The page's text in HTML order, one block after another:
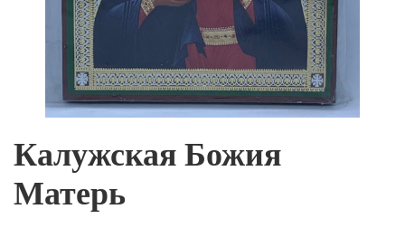
Калужская Божия
Матерь